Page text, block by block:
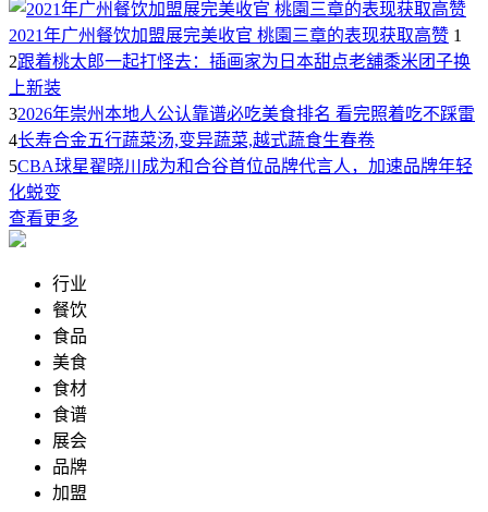
2021年广州餐饮加盟展完美收官 桃園三章的表现获取高赞 1
2跟着桃太郎一起打怪去：插画家为日本甜点老舖黍米团子换
上新装
32026年崇州本地人公认靠谱必吃美食排名 看完照着吃不踩雷
4长寿合金五行蔬菜汤,变异蔬菜,越式蔬食生春卷
5CBA球星翟晓川成为和合谷首位品牌代言人，加速品牌年轻
化蜕变
查看更多
行业
餐饮
食品
美食
食材
食谱
展会
品牌
加盟